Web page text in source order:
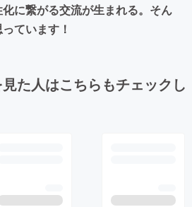
に繋がる交流が生まれる。そん
ています！
た人はこちらもチェックし